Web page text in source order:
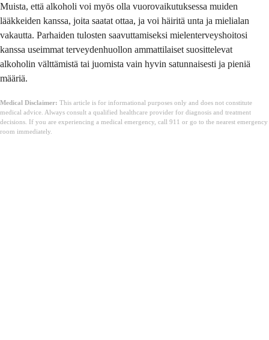
Muista, että alkoholi voi myös olla vuorovaikutuksessa muiden
lääkkeiden kanssa, joita saatat ottaa, ja voi häiritä unta ja mielialan
vakautta. Parhaiden tulosten saavuttamiseksi mielenterveyshoitosi
kanssa useimmat terveydenhuollon ammattilaiset suosittelevat
alkoholin välttämistä tai juomista vain hyvin satunnaisesti ja pieniä
määriä.
Medical Disclaimer: This article is for informational purposes only and does not constitute
medical advice. Always consult a qualified healthcare provider for diagnosis and treatment
decisions. If you are experiencing a medical emergency, call 911 or go to the nearest emergency
room immediately.